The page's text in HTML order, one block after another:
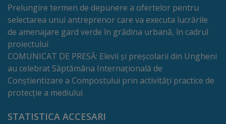
Primar
Viceprimari
Organigrama
Aparatul
primăriei
Prelungire termen de depunere a ofertelor pentru
selectarea unui antreprenor care va executa lucrările
de amenajare gard verde în grădina urbană, în cadrul
proiectului
COMUNICAT DE PRESĂ: Elevii și preșcolarii din Ungheni
au celebrat Săptămâna Internațională de
Conștientizare a Compostului prin activități practice de
protecție a mediului
STATISTICA ACCESARI